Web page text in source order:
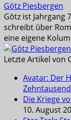
Götz Piesbergen
Götz ist Jahrgang
schreibt über
eine eigene
Letzte Artikel von
Avatar: Der
Die Kriege
10. August